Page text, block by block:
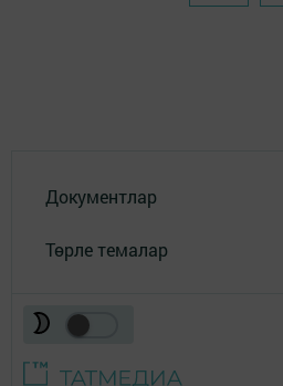
Документлар
Төрле темалар